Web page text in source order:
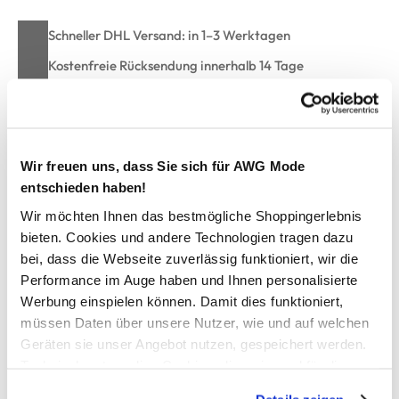
Wir freuen uns, dass Sie sich für AWG Mode
entschieden haben!
Wir möchten Ihnen das bestmögliche Shoppingerlebnis
bieten. Cookies und andere Technologien tragen dazu
bei, dass die Webseite zuverlässig funktioniert, wir die
Performance im Auge haben und Ihnen personalisierte
Werbung einspielen können. Damit dies funktioniert,
müssen Daten über unsere Nutzer, wie und auf welchen
Geräten sie unser Angebot nutzen, gespeichert werden.
Schneller DHL Versand: in 1–3 Werktagen
Kostenfreie Rücksendung innerhalb 14 Tage
Kostenlose Filiallieferung in Ihre Wunschfiliale
Zur Wunschliste hinzufügen
Herren T-Shirt "Tim"
Lässiges Herren-T-Shirt "Tim" von HERO by John Medoox
Unifarben mit großflächigem Fotoprint auf der Brust
Rundhalsausschnitt und kurze Ärmel
Dezentes Logo-Detail am Rückenausschnitt